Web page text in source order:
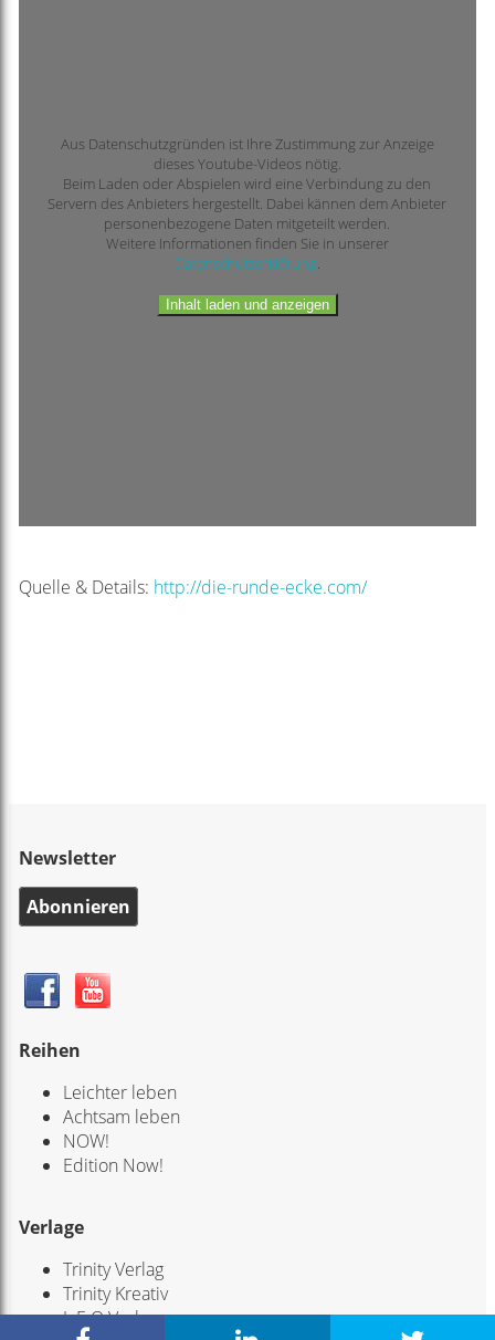
Aus Datenschutzgründen ist Ihre Zustimmung zur Anzeige
dieses Youtube-Videos nötig.
Beim Laden oder Abspielen wird eine Verbindung zu den
Servern des Anbieters hergestellt. Dabei kännen dem Anbieter
personenbezogene Daten mitgeteilt werden.
Weitere Informationen finden Sie in unserer
Datenschutzerklärung.
Inhalt laden und anzeigen
Quelle & Details: http://die-runde-ecke.com/
Newsletter
Abonnieren
Reihen
Leichter leben
Achtsam leben
NOW!
Edition Now!
Verlage
Trinity Verlag
Trinity Kreativ
L.E.O Verlag